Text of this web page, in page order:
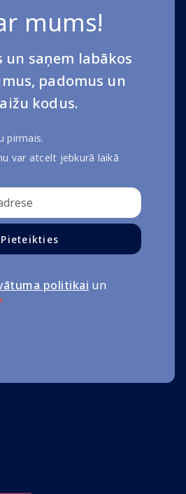
mums!
un saņem labākos
padomus un
kodus.
pirmais.
var atcelt jebkurā laikā
Pieteikties
politikai un